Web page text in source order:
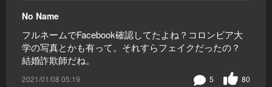
No Name
フルネームでFacebook確認してたよね？コロンビア大
学の写真とかも有って。それすらフェイクだったの？
結婚詐欺師だね。
2021/01/08 05:19 80
5